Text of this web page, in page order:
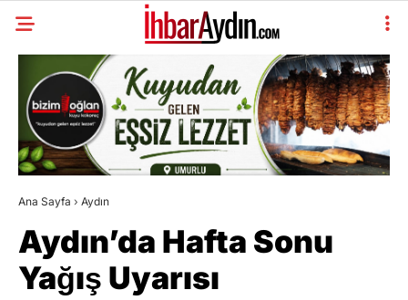
Ana Sayfa › Aydın
Aydın’da Hafta Sonu
Yağış Uyarısı